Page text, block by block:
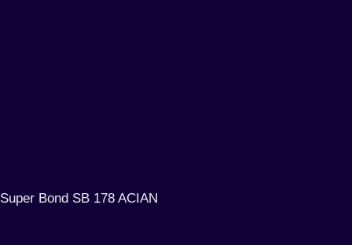
Super Bond SB 178 ACIAN